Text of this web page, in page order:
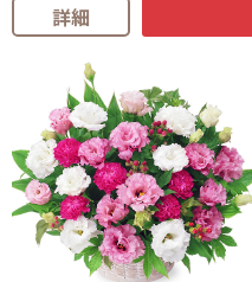
詳細